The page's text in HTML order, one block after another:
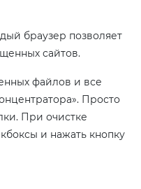
браузер позволяет
сайтов.
файлов и все
Просто
При очистке
и нажать кнопку